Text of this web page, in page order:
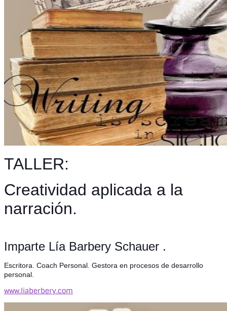
TALLER:
Creatividad aplicada a la
narración.
Imparte Lía Barbery Schauer .
Escritora. Coach Personal. Gestora en procesos de desarrollo
personal.
www.liaberbery.com